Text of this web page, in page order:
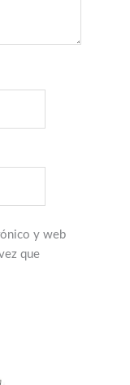
y web
que